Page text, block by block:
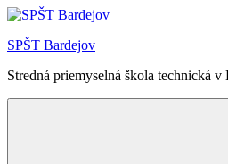
Skip
content
SPŠT Bardejov
Stredná priemyselná škola technická v